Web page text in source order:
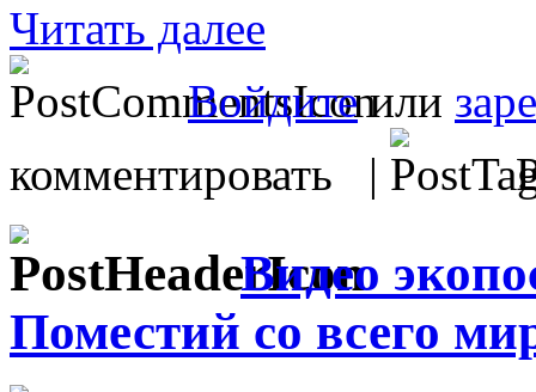
Читать далее
Войдитеили
комментировать |
Видео
Поместий со всего